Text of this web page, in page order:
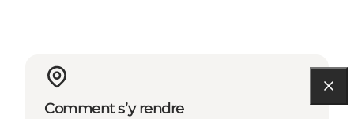
Comment s’y rendre